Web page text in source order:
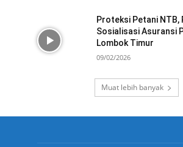
Proteksi Petani NTB,
Sosialisasi Asuransi
Lombok Timur
09/02/2026
Muat lebih banyak